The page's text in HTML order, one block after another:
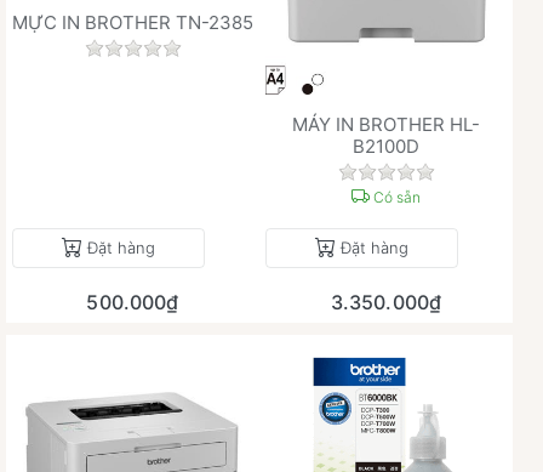
MỰC IN BROTHER TN-2385
Chưa có đánh giá nào cho sản phẩm này.
Đặt hàng
500.000₫
MÁY IN BROTHER HL-
B2100D
Chưa có đánh giá
Có sẵn
Đặt hàng
3.350.000₫